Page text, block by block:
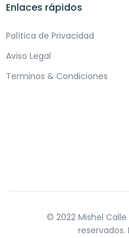
Enlaces rápidos
Política de Privacidad
Aviso Legal
Terminos & Condiciones
© 2022 Mishel
reservados.